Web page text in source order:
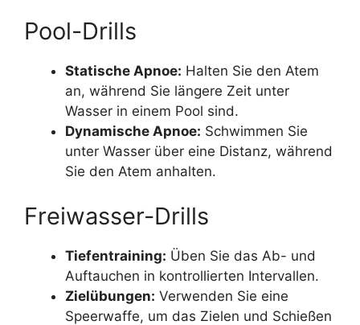
Pool-Drills
Statische Apnoe: Halten Sie den Atem
an, während Sie längere Zeit unter
Wasser in einem Pool sind.
Dynamische Apnoe: Schwimmen Sie
unter Wasser über eine Distanz, während
Sie den Atem anhalten.
Freiwasser-Drills
Tiefentraining: Üben Sie das Ab- und
Auftauchen in kontrollierten Intervallen.
Zielübungen: Verwenden Sie eine
Speerwaffe, um das Zielen und Schießen